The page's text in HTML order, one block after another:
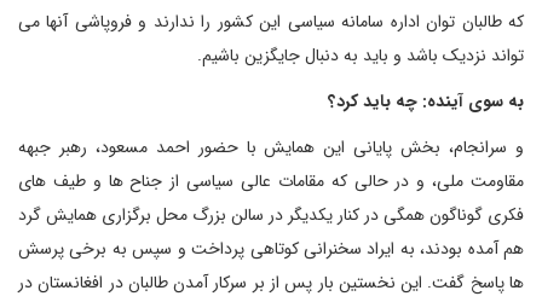
که طالبان توان اداره سامانه سیاسی این کشور را ندارند و فروپاشی آنها می
تواند نزدیک باشد و باید به دنبال جایگزین باشیم.
به سوی آینده: چه باید کرد؟
و سرانجام، بخش پایانی این همایش با حضور احمد مسعود، رهبر جبهه
مقاومت ملی، و در حالی که مقامات عالی سیاسی از جناح ها و طیف های
فکری گوناگون همگی در کنار یکدیگر در سالن بزرگ محل برگزاری همایش گرد
هم آمده بودند، به ایراد سخنرانی کوتاهی پرداخت و سپس به برخی پرسش
ها پاسخ گفت. این نخستین بار پس از بر سرکار آمدن طالبان در افغانستان در